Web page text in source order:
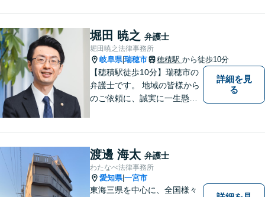
堀田 暁之 弁護士
堀田暁之法律事務所
岐阜県|瑞穂市 穂積駅 から徒歩10分
【穂積駅徒歩10分】瑞穂市の
弁護士です。 地域の皆様から
のご依頼に、誠実に一生懸命
はじめとする民事事件に対応
してきました。お気軽にお電
話ください【駐車場完備】
詳細を見
る
渡邊 海太 弁護士
わたなべ法律事務所
愛知県|一宮市
東海三県を中心に、全国様々